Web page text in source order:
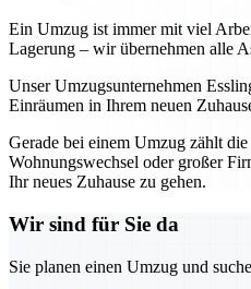
Ein Umzug ist immer mit viel
Lagerung – wir übernehmen alle
Unser Umzugsunternehmen
Einräumen in Ihrem neuen
Gerade bei einem Umzug zählt
Wohnungswechsel oder großer
Ihr neues Zuhause zu gehen.
Wir sind für Sie da
Sie planen einen Umzug und